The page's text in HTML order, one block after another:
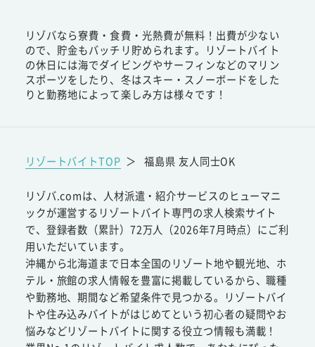
リゾバなら寮費・食費・光熱費が無料！出費が少ない
ので、貯金もバッチリ貯められます。リゾートバイト
の休日には海でダイビングやサーフィンなどのマリン
スポーツをしたり、冬はスキー・スノーボードをした
りと勤務地によって楽しみ方は様々です！
リゾートバイトTOP ＞ 福島県 友人同士OK
リゾバ.comは、人材派遣・紹介サービスのヒューマニ
ックが運営するリゾートバイト専門の求人検索サイト
で、登録者数（累計）72万人（2026年7月時点）にご利
用いただいています。
沖縄から北海道まで日本全国のリゾート地や観光地、ホ
テル・旅館の求人情報を豊富に掲載しているから、職種
や勤務地、期間など希望条件で見つかる。リゾートバイ
トや住み込みバイトがはじめてという初心者の疑問やお
悩みなどリゾートバイトに関する役立つ情報も満載！